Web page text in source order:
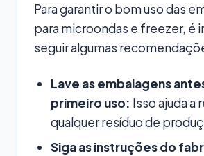
Para garantir o bom uso das
para microondas e freezer, é
seguir algumas
Lave as embalagens
primeiro uso: Isso ajuda a
qualquer resíduo de
Siga as instruções do